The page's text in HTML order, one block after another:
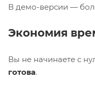
В демо-версии —
Экономия
Вы не начинаете с
готова.